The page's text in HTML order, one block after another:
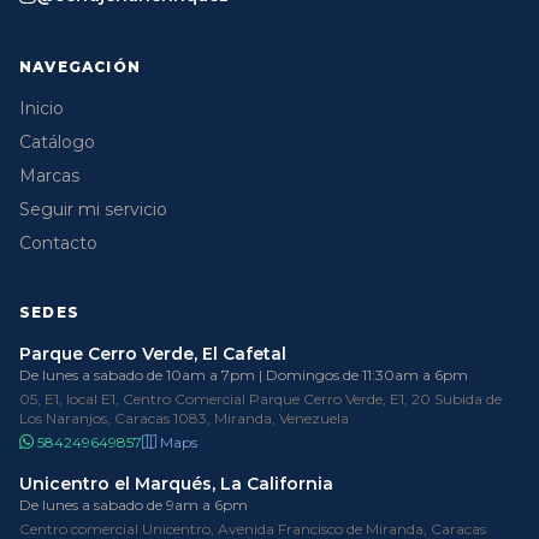
NAVEGACIÓN
Inicio
Catálogo
Marcas
Seguir mi servicio
Contacto
SEDES
Parque Cerro Verde, El Cafetal
De lunes a sabado de 10am a 7pm | Domingos de 11:30am a 6pm
05, E1, local E1, Centro Comercial Parque Cerro Verde, E1, 20 Subida de
Los Naranjos, Caracas 1083, Miranda, Venezuela
584249649857
Maps
Unicentro el Marqués, La California
De lunes a sabado de 9am a 6pm
Centro comercial Unicentro, Avenida Francisco de Miranda, Caracas